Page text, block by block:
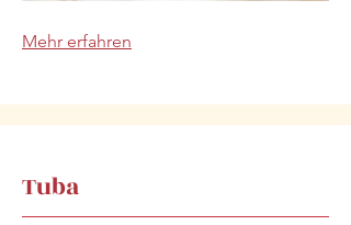
Mehr erfahren
Tuba